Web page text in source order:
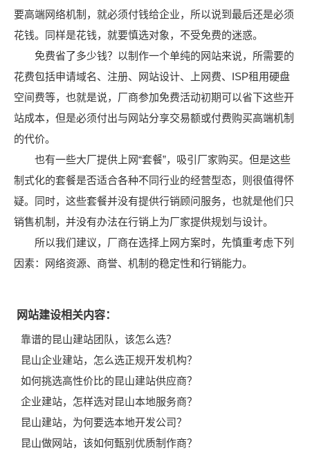
要高端网络机制，就必须付钱给企业，所以说到最后还是必须
花钱。同样是花钱，就要慎选对象，不受免费的迷惑。
免费省了多少钱？以制作一个单纯的网站来说，所需要的
花费包括申请域名、注册、网站设计、上网费、ISP租用硬盘
空间费等，也就是说，厂商参加免费活动初期可以省下这些开
站成本，但是必须付出与网站分享交易额或付费购买高端机制
的代价。
也有一些大厂提供上网“套餐”，吸引厂家购买。但是这些
制式化的套餐是否适合各种不同行业的经营型态，则很值得怀
疑。同时，这些套餐并没有提供行销顾问服务，也就是他们只
销售机制，并没有办法在行销上为厂家提供规划与设计。
所以我们建议，厂商在选择上网方案时，先慎重考虑下列
因素：网络资源、商誉、机制的稳定性和行销能力。
网站建设相关内容：
靠谱的昆山建站团队，该怎么选？
昆山企业建站，怎么选正规开发机构？
如何挑选高性价比的昆山建站供应商？
企业建站，怎样选对昆山本地服务商？
昆山建站，为何要选本地开发公司？
昆山做网站，该如何甄别优质制作商？